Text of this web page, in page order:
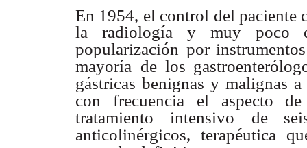
En 1954, el control del paciente
la radiología y muy poco
popularización por
mayoría de los
gástricas benignas y malignas a
con frecuencia
el aspecto
tratamiento intensivo
de
anticolinérgicos, terapéutica